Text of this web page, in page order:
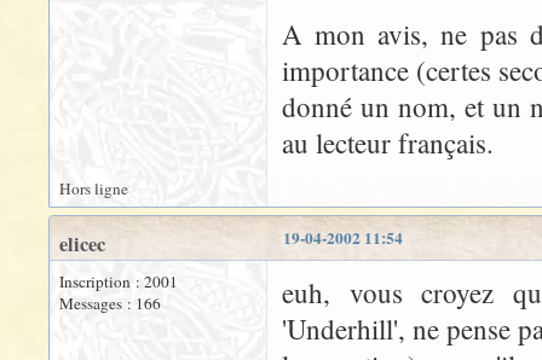
A mon avis, ne pas
importance (certes
donné un nom, et un
au lecteur français.
Hors ligne
19-04-2002 11:54
elicec
Inscription : 2001
Messages : 166
euh, vous croyez
'Underhill', ne pense